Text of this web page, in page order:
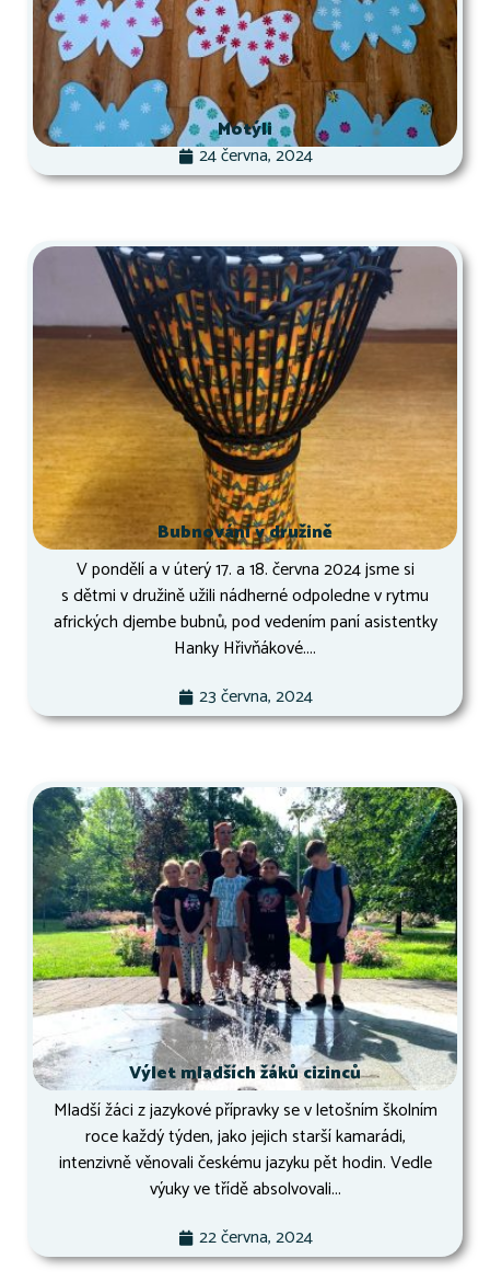
Motýli
24 června, 2024
Bubnování v družině
V pondělí a v úterý 17. a 18. června 2024 jsme si
s dětmi v družině užili nádherné odpoledne v rytmu
afrických djembe bubnů, pod vedením paní asistentky
Hanky Hřivňákové....
23 června, 2024
Výlet mladších žáků cizinců
Mladší žáci z jazykové přípravky se v letošním školním
roce každý týden, jako jejich starší kamarádi,
intenzivně věnovali českému jazyku pět hodin. Vedle
výuky ve třídě absolvovali...
22 června, 2024